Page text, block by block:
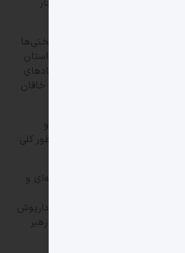
است. در نهایت گیلگمش با همه سختی‌ها
داریم که می‌تواند دست مایه داستان
قهرمان ملی فرانسه و یکی از نمادهای
چنگیزخان مغول موسس و اولین خاقان
یارانه‌ای می‌توان به شاهنامه و
ملی و تاریخی اشاره کرد. به طور کلی
که می‌توان در بازی‌های یارانه‌ای و
بزرگترین تیرانداز در
گری پس از حکومت جمشید، داریوش
زن جهان، بابک خرمدین رهبر